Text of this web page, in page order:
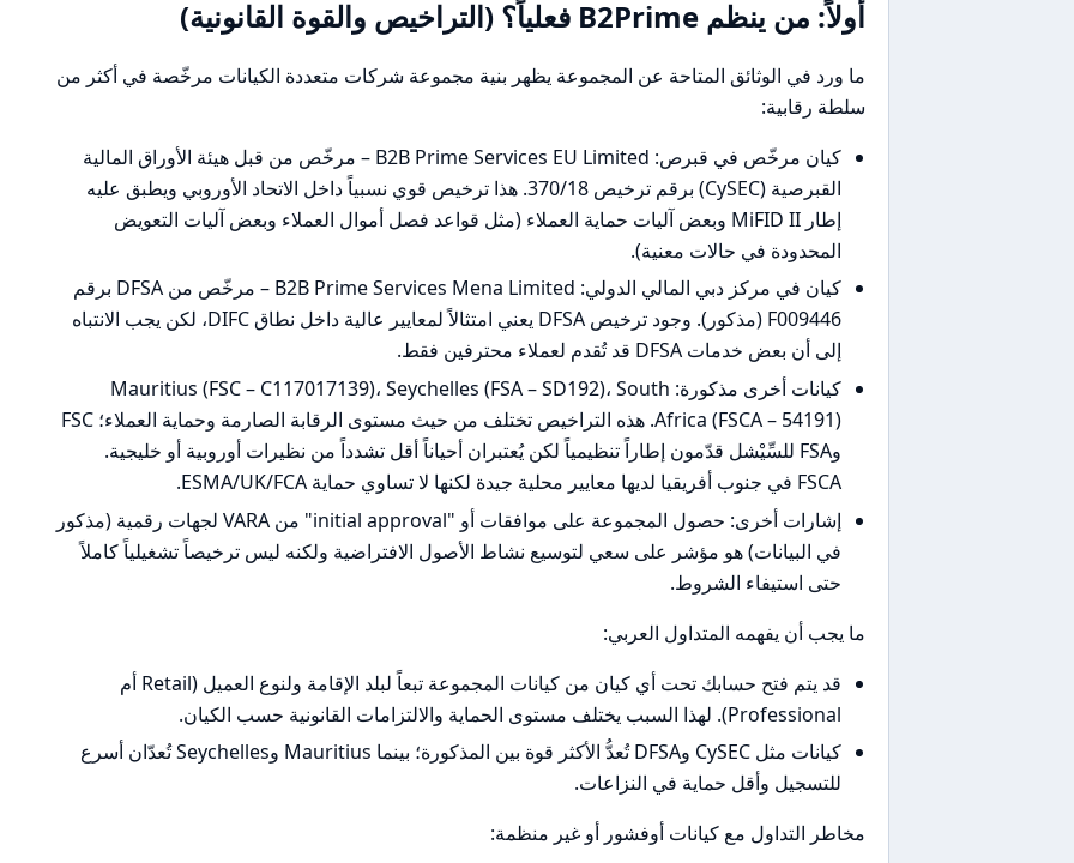
أولاً: من ينظم B2Prime فعلياً؟ (التراخيص والقوة القانونية)
ما ورد في الوثائق المتاحة عن المجموعة يظهر بنية مجموعة شركات متعددة الكيانات مرخّصة في أكثر من
سلطة رقابية:
كيان مرخّص في قبرص: B2B Prime Services EU Limited – مرخّص من قبل هيئة الأوراق المالية
القبرصية (CySEC) برقم ترخيص 370/18. هذا ترخيص قوي نسبياً داخل الاتحاد الأوروبي ويطبق عليه
إطار MiFID II وبعض آليات حماية العملاء (مثل قواعد فصل أموال العملاء وبعض آليات التعويض
المحدودة في حالات معنية).
كيان في مركز دبي المالي الدولي: B2B Prime Services Mena Limited – مرخّص من DFSA برقم
F009446 (مذكور). وجود ترخيص DFSA يعني امتثالاً لمعايير عالية داخل نطاق DIFC، لكن يجب الانتباه
إلى أن بعض خدمات DFSA قد تُقدم لعملاء محترفين فقط.
كيانات أخرى مذكورة: Mauritius (FSC – C117017139)، Seychelles (FSA – SD192)، South
Africa (FSCA – 54191). هذه التراخيص تختلف من حيث مستوى الرقابة الصارمة وحماية العملاء؛ FSC
وFSA للسِّيْشل قدّمون إطاراً تنظيمياً لكن يُعتبران أحياناً أقل تشدداً من نظيرات أوروبية أو خليجية.
FSCA في جنوب أفريقيا لديها معايير محلية جيدة لكنها لا تساوي حماية ESMA/UK/FCA.
إشارات أخرى: حصول المجموعة على موافقات أو "initial approval" من VARA لجهات رقمية (مذكور
في البيانات) هو مؤشر على سعي لتوسيع نشاط الأصول الافتراضية ولكنه ليس ترخيصاً تشغيلياً كاملاً
حتى استيفاء الشروط.
ما يجب أن يفهمه المتداول العربي:
قد يتم فتح حسابك تحت أي كيان من كيانات المجموعة تبعاً لبلد الإقامة ولنوع العميل (Retail أم
Professional). لهذا السبب يختلف مستوى الحماية والالتزامات القانونية حسب الكيان.
كيانات مثل CySEC وDFSA تُعدُّ الأكثر قوة بين المذكورة؛ بينما Mauritius وSeychelles تُعدّان أسرع
للتسجيل وأقل حماية في النزاعات.
مخاطر التداول مع كيانات أوفشور أو غير منظمة: